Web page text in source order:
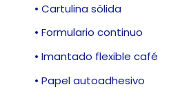
• Cartulina sólida
• Formulario continuo
• Imantado flexible café
• Papel autoadhesivo